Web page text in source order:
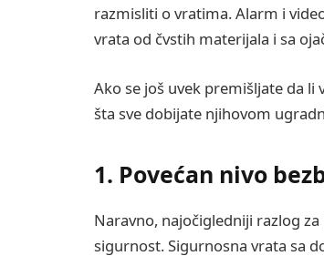
razmisliti o vratima. Alarm i
vrata od čvstih materijala i sa
Ako se još uvek premišljate da
šta sve dobijate njihovom
1. Povećan nivo
Naravno, najočigledniji razlog
sigurnost. Sigurnosna vrata sa